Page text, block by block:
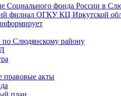
Социального фонда России в
филиал ОГКУ КЦ Иркутской
Слюдянскому району
акты
план